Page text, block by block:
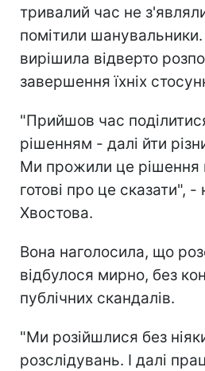
тривалий час не
помітили
вирішила відверто
завершення їхніх
"Прийшов час
рішенням - далі йти
Ми прожили це рішення
готові про це сказати", -
Хвостова.
Вона наголосила, що
відбулося мирно, без
публічних скандалів.
"Ми розійшлися без
розслідувань. І далі